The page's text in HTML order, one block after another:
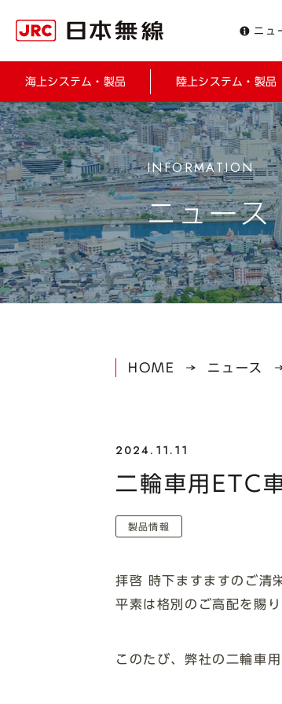
ニュ
海上システム・製品 陸上システム・製品
ニュース
HOME ニュース
2024.11.11
二輪車用ETC
製品情報
拝啓 時下ますますのご清
平素は格別のご⾼配を賜
このたび、弊社の⼆輪⾞